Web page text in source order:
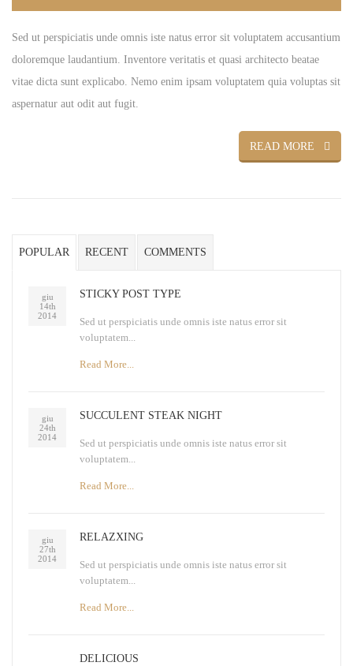
Sed ut perspiciatis unde omnis iste natus error sit voluptatem accusantium
doloremque laudantium. Inventore veritatis et quasi architecto beatae
vitae dicta sunt explicabo. Nemo enim ipsam voluptatem quia voluptas sit
aspernatur aut odit aut fugit.
READ MORE
POPULAR RECENT COMMENTS
giu
14th
2014
STICKY POST TYPE
Sed ut perspiciatis unde omnis iste natus error sit
voluptatem...
Read More...
giu
24th
2014
SUCCULENT STEAK NIGHT
Sed ut perspiciatis unde omnis iste natus error sit
voluptatem...
Read More...
giu
27th
2014
RELAZXING
Sed ut perspiciatis unde omnis iste natus error sit
voluptatem...
Read More...
DELICIOUS